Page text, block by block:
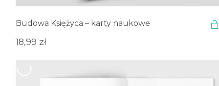
Budowa Księżyca – karty naukowe
18,99 zł